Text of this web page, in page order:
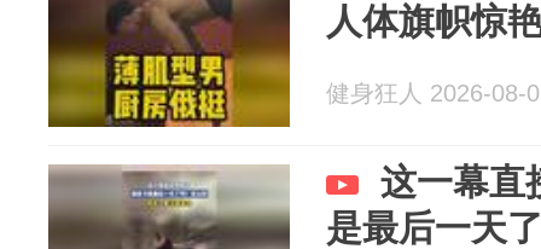
人体旗帜惊
健身狂人 2026-08-
这一幕直
是最后一天